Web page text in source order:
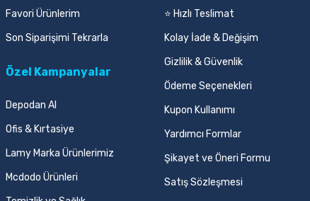
Favori Ürünlerim
Son Siparişimi Tekrarla
Özel Kampanyalar
Depodan Al
Ofis & Kırtasiye
Lamy Marka Ürünlerimiz
Mcdodo Ürünleri
⭐ Hızlı Teslimat
Kolay İade & Değişim
Gizlilik & Güvenlik
Ödeme Seçenekleri
Kupon Kullanımı
Yardımcı Formlar
Şikayet ve Öneri Formu
Satış Sözleşmesi